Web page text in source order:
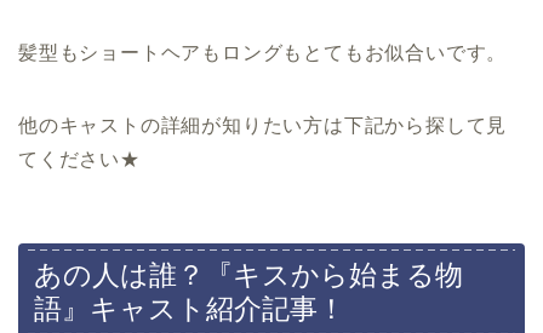
髪型もショートヘアもロングもとてもお似合いです。
他のキャストの詳細が知りたい方は下記から探して見
てください★
あの人は誰？『キスから始まる物
語』キャスト紹介記事！